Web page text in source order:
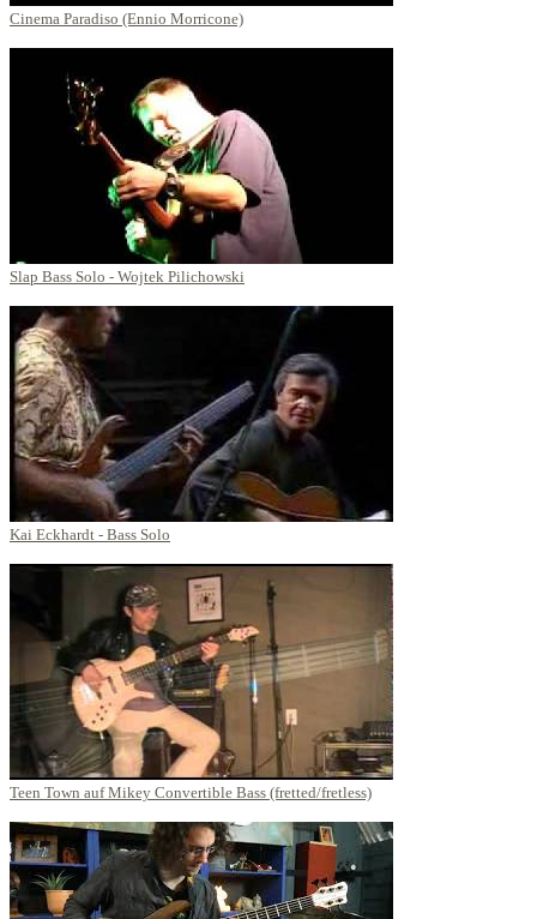
Cinema Paradiso (Ennio Morricone)
Slap Bass Solo - Wojtek Pilichowski
Kai Eckhardt - Bass Solo
Teen Town auf Mikey Convertible Bass (fretted/fretless)